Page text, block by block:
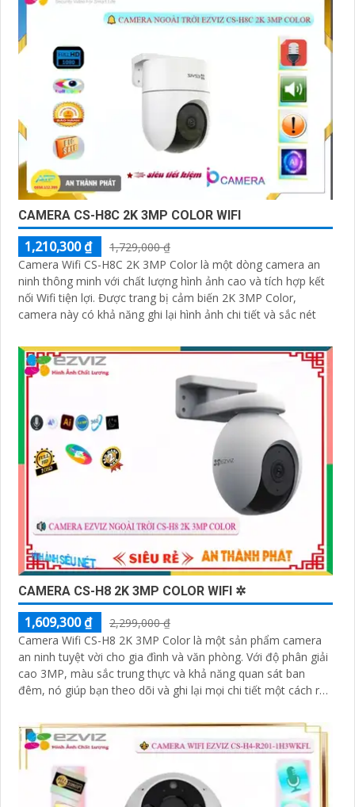
CAMERA CS-H8C 2K 3MP COLOR WIFI
1,210,300 ₫
1,729,000 ₫
Camera Wifi CS-H8C 2K 3MP Color là một dòng camera an
ninh thông minh với chất lượng hình ảnh cao và tích hợp kết
nối Wifi tiện lợi. Được trang bị cảm biến 2K 3MP Color,
camera này có khả năng ghi lại hình ảnh chi tiết và sắc nét
CAMERA CS-H8 2K 3MP COLOR WIFI ✲
1,609,300 ₫
2,299,000 ₫
Camera Wifi CS-H8 2K 3MP Color là một sản phẩm camera
an ninh tuyệt vời cho gia đình và văn phòng. Với độ phân giải
cao 3MP, màu sắc trung thực và khả năng quan sát ban
đêm, nó giúp bạn theo dõi và ghi lại mọi chi tiết một cách rõ